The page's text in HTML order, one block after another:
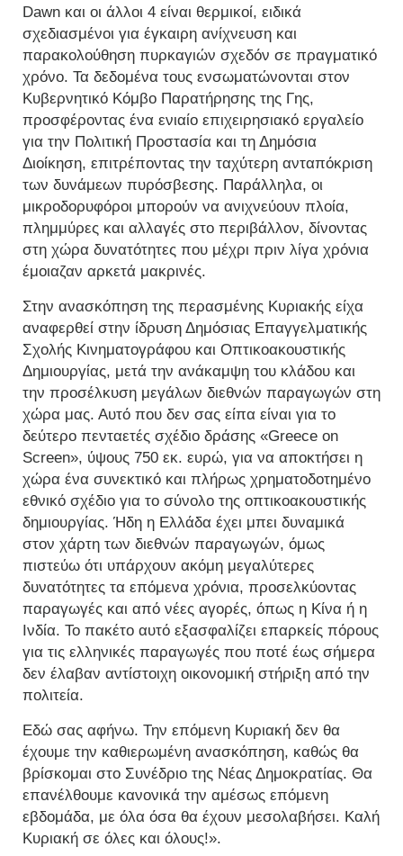
Dawn και οι άλλοι 4 είναι θερμικοί, ειδικά
σχεδιασμένοι για έγκαιρη ανίχνευση και
παρακολούθηση πυρκαγιών σχεδόν σε πραγματικό
χρόνο. Τα δεδομένα τους ενσωματώνονται στον
Κυβερνητικό Κόμβο Παρατήρησης της Γης,
προσφέροντας ένα ενιαίο επιχειρησιακό εργαλείο
για την Πολιτική Προστασία και τη Δημόσια
Διοίκηση, επιτρέποντας την ταχύτερη ανταπόκριση
των δυνάμεων πυρόσβεσης. Παράλληλα, οι
μικροδορυφόροι μπορούν να ανιχνεύουν πλοία,
πλημμύρες και αλλαγές στο περιβάλλον, δίνοντας
στη χώρα δυνατότητες που μέχρι πριν λίγα χρόνια
έμοιαζαν αρκετά μακρινές.
Στην ανασκόπηση της περασμένης Κυριακής είχα
αναφερθεί στην ίδρυση Δημόσιας Επαγγελματικής
Σχολής Κινηματογράφου και Οπτικοακουστικής
Δημιουργίας, μετά την ανάκαμψη του κλάδου και
την προσέλκυση μεγάλων διεθνών παραγωγών στη
χώρα μας. Αυτό που δεν σας είπα είναι για το
δεύτερο πενταετές σχέδιο δράσης «Greece on
Screen», ύψους 750 εκ. ευρώ, για να αποκτήσει η
χώρα ένα συνεκτικό και πλήρως χρηματοδοτημένο
εθνικό σχέδιο για το σύνολο της οπτικοακουστικής
δημιουργίας. Ήδη η Ελλάδα έχει μπει δυναμικά
στον χάρτη των διεθνών παραγωγών, όμως
πιστεύω ότι υπάρχουν ακόμη μεγαλύτερες
δυνατότητες τα επόμενα χρόνια, προσελκύοντας
παραγωγές και από νέες αγορές, όπως η Κίνα ή η
Ινδία. Το πακέτο αυτό εξασφαλίζει επαρκείς πόρους
για τις ελληνικές παραγωγές που ποτέ έως σήμερα
δεν έλαβαν αντίστοιχη οικονομική στήριξη από την
πολιτεία.
Εδώ σας αφήνω. Την επόμενη Κυριακή δεν θα
έχουμε την καθιερωμένη ανασκόπηση, καθώς θα
βρίσκομαι στο Συνέδριο της Νέας Δημοκρατίας. Θα
επανέλθουμε κανονικά την αμέσως επόμενη
εβδομάδα, με όλα όσα θα έχουν μεσολαβήσει. Καλή
Κυριακή σε όλες και όλους!».